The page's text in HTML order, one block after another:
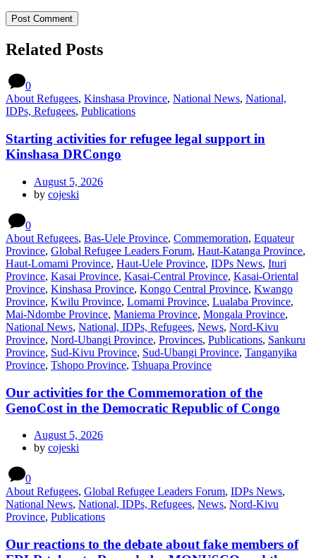
Related Posts
0
About Refugees, Kinshasa Province, National News, National,
IDPs, Refugees, Publications
Starting activities for refugee legal support in
Kinshasa DRCongo
August 5, 2026
by cojeski
0
About Refugees, Bas-Uele Province, Commemoration, Equateur
Province, Global Refugee Leaders Forum, Haut-Katanga Province,
Haut-Lomami Province, Haut-Uele Province, IDPs News, Ituri
Province, Kasai Province, Kasai-Central Province, Kasai-Oriental
Province, Kinshasa Province, Kongo Central Province, Kwango
Province, Kwilu Province, Lomami Province, Lualaba Province,
Mai-Ndombe Province, Maniema Province, Mongala Province,
National News, National, IDPs, Refugees, News, Nord-Kivu
Province, Nord-Ubangi Province, Provinces, Publications, Sankuru
Province, Sud-Kivu Province, Sud-Ubangi Province, Tanganyika
Province, Tshopo Province, Tshuapa Province
Our activities for the Commemoration of the
GenoCost in the Democratic Republic of Congo
August 5, 2026
by cojeski
0
About Refugees, Global Refugee Leaders Forum, IDPs News,
National News, National, IDPs, Refugees, News, Nord-Kivu
Province, Publications
Our reactions to the debate about fake members of